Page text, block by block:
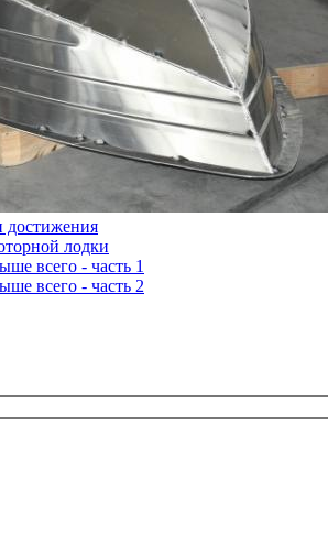
достижения
лодки
всего - часть 1
всего - часть 2